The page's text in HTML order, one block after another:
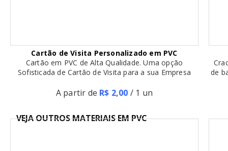
Cartão de Visita Personalizado em PVC
Cartão em PVC de Alta Qualidade. Uma opção
Sofisticada de Cartão de Visita para a sua Empresa
A partir de R$ 2,00 / 1 un
de
VEJA OUTROS MATERIAIS EM PVC